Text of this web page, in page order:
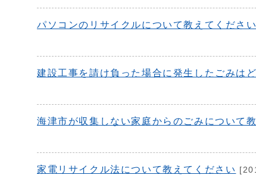
パソコンのリサイクルについて教えてください
建設工事を請け負った場合に発生したごみは
海津市が収集しない家庭からのごみについて
家電リサイクル法について教えてください